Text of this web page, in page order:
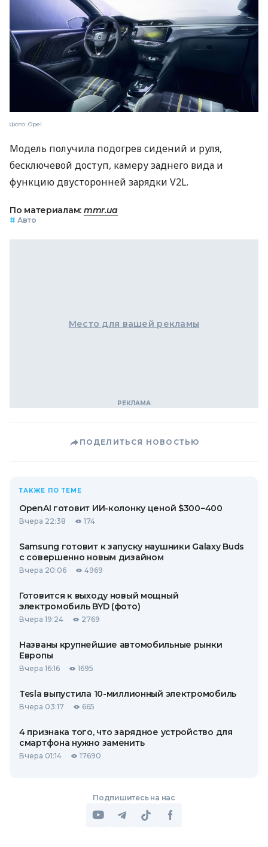
Фото: Opel
Модель получила подогрев сидений и руля,
бесключевой доступ, камеру заднего вида и
функцию двусторонней зарядки V2L.
По материалам: mmr.ua
# Авто
Место для вашей рекламы
ПОДЕЛИТЬСЯ НОВОСТЬЮ
ТАКЖЕ ПО ТЕМЕ
OpenAI готовит ИИ-колонку ценой $300−400
Вчера 22:38 174
Samsung готовит к запуску наушники Galaxy Buds
с совершенно новым дизайном
Вчера 20:06 4969
Готовится к выходу новый мощный
электромобиль BYD (фото)
Вчера 19:24 2769
Названы крупнейшие автомобильные рынки
Европы
Вчера 16:16 1695
Tesla выпустила 10-миллионный электромобиль
Вчера 03:17 665
4 признака того, что зарядное устройство для
смартфона нужно заменить
Вчера 01:14 17690
Подпишитесь на нас